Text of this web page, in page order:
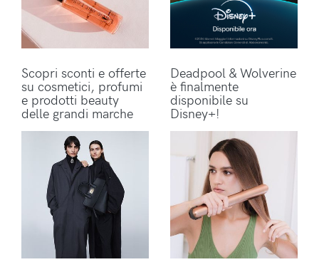
Scopri sconti e offerte
su cosmetici, profumi
e prodotti beauty
delle grandi marche
Deadpool & Wolverine
è finalmente
disponibile su
Disney+!